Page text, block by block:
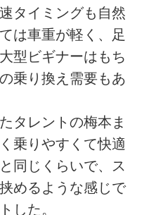
タイミングも自然
は車重が軽く、足
型ビギナーはもち
乗り換え需要もあ
タレントの梅本ま
乗りやすくて快適
同じくらいで、ス
めるような感じで
した。